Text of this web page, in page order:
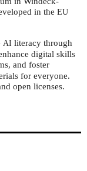
in the EU
AI literacy through
digital skills
and foster
for everyone.
open licenses.